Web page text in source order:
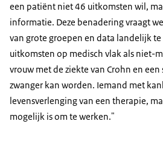
een patiënt niet 46 uitkomsten wil,
informatie. Deze benadering vraagt
van grote groepen en data landelijk te
uitkomsten op medisch vlak als niet-
vrouw met de ziekte van Crohn en
zwanger kan worden. Iemand met
levensverlenging van een therapie,
mogelijk is om te werken."